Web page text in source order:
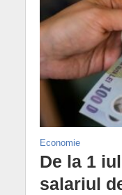
Economie
De la 1
salariul